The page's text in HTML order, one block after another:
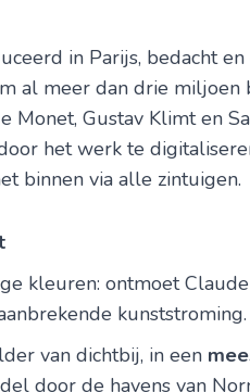
in Parijs, bedacht
al meer dan drie miljoen
Monet, Gustav Klimt en
het werk te
binnen via alle zintuigen.
kleuren: ontmoet
kunststroming.
van dichtbij, in een
door de havens van